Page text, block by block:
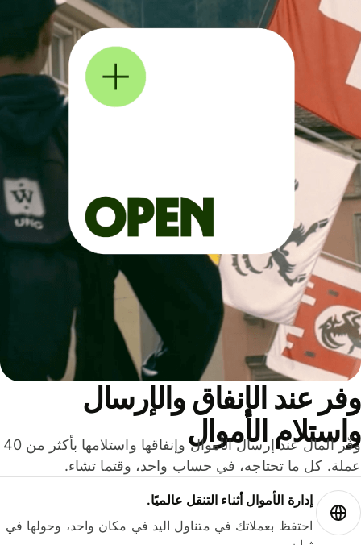
عند الإنفاق والإرسال
الأموال
وفّر المال عند إرسال الأموال وإنفاقها واستلامها بأكثر من 40
كل ما تحتاجه، في حساب واحد، وقتما تشاء.
إدارة الأموال أثناء التنقل عالميًا.
احتفظ بعملاتك في متناول اليد في مكان واحد، وحولها في